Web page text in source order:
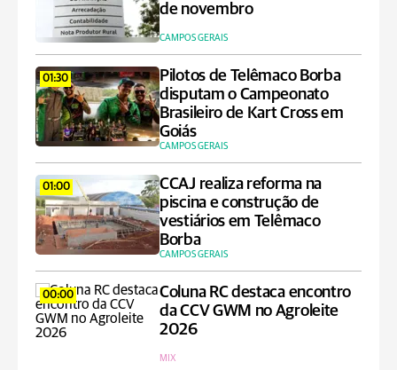
de novembro
CAMPOS GERAIS
01:30
Pilotos de Telêmaco Borba
disputam o Campeonato
Brasileiro de Kart Cross em
Goiás
CAMPOS GERAIS
01:00
CCAJ realiza reforma na
piscina e construção de
vestiários em Telêmaco
Borba
CAMPOS GERAIS
00:00
Coluna RC destaca encontro
da CCV GWM no Agroleite
2026
MIX